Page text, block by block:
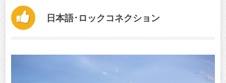
日本語･ロックコネクション